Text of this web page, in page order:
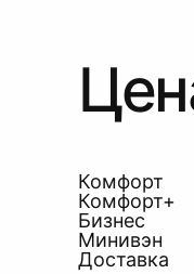
Комфорт
Комфорт+
Бизнес
Минивэн
Доставка